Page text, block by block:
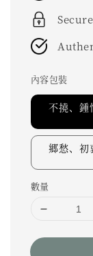
內容包裝
不撓、
郷愁、
數量